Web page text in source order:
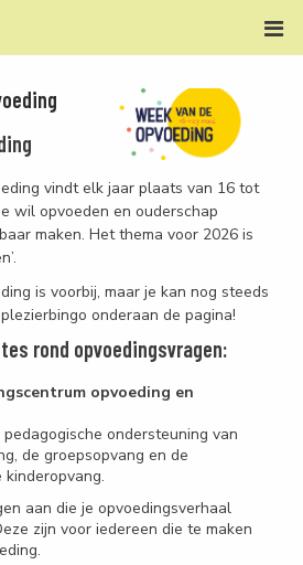
vindt elk jaar plaats van 16 tot
wil opvoeden en ouderschap
maken. Het thema voor 2026 is
is voorbij, maar je kan nog steeds
onderaan de pagina!
rond opvoedingsvragen:
opvoeding en
ondersteuning van
de groepsopvang en de
aan die je opvoedingsverhaal
zijn voor iedereen die te maken